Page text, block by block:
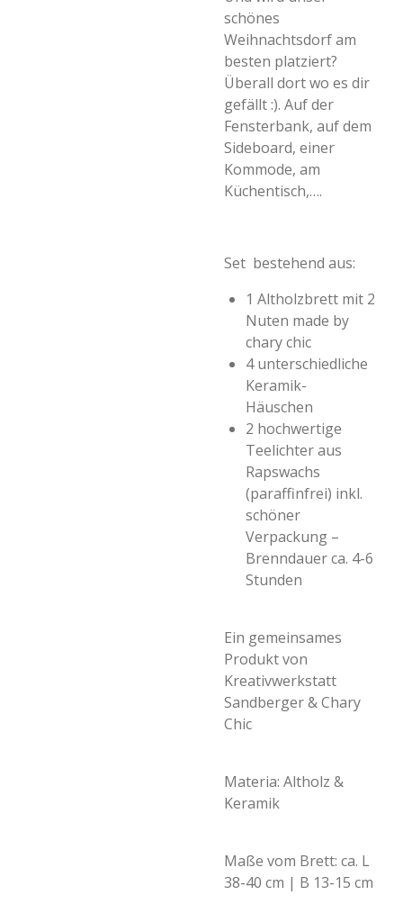
schönes
Weihnachtsdorf am
besten platziert?
Überall dort wo es dir
gefällt :). Auf der
Fensterbank, auf dem
Sideboard, einer
Kommode, am
Küchentisch,….
Set bestehend aus:
1 Altholzbrett mit 2
Nuten made by
chary chic
4 unterschiedliche
Keramik-
Häuschen
2 hochwertige
Teelichter aus
Rapswachs
(paraffinfrei) inkl.
schöner
Verpackung –
Brenndauer ca. 4-6
Stunden
Ein gemeinsames
Produkt von
Kreativwerkstatt
Sandberger & Chary
Chic
Materia: Altholz &
Keramik
Maße vom Brett: ca. L
38-40 cm | B 13-15 cm